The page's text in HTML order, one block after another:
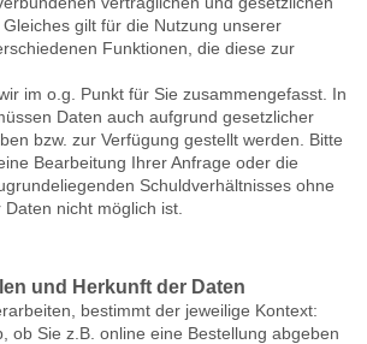
gilt für die Nutzung unserer
Funktionen, die diese zur
im o.g. Punkt für Sie zusammengefasst. In
Daten auch aufgrund gesetzlicher
bzw. zur Verfügung gestellt werden. Bitte
Bearbeitung Ihrer Anfrage oder die
Schuldverhältnisses ohne
nicht möglich ist.
und Herkunft der Daten
bestimmt der jeweilige Kontext:
ob Sie z.B. online eine Bestellung abgeben